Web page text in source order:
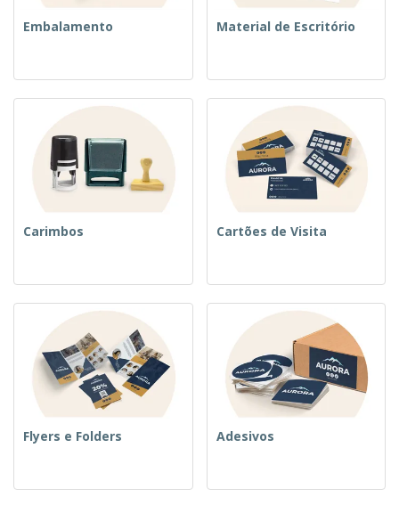
Embalamento Material de Escritório
Carimbos Cartões de Visita
Flyers e Folders Adesivos